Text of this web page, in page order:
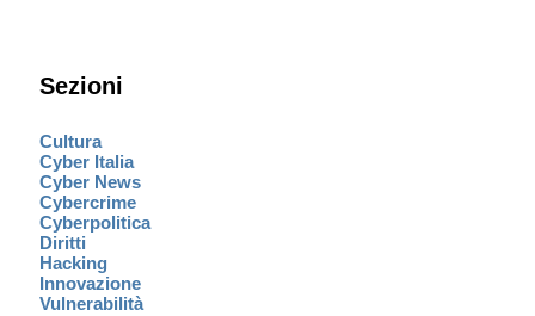
Sezioni
Cultura
Cyber Italia
Cyber News
Cybercrime
Cyberpolitica
Diritti
Hacking
Innovazione
Vulnerabilità